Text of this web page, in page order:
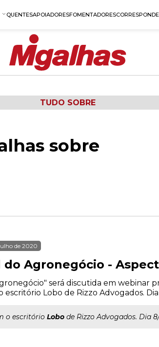
QUENTESAPOIADORESFOMENTADORES
TUDO SOBRE
sobre
de 2020
do Agronegócio -
será discutida em webinar
escritório Lobo de Rizzo Advogados.
o escritório Lobo de Rizzo Advogados. Dia